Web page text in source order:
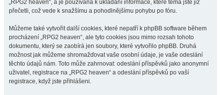
„RPG2 heaven“, a je používána k ukládání informace, které téma jste již
přečetli, což vede k snažšímu a pohodlnějšímu pohybu po fóru.
Můžeme také vytvořit další cookies, které nepatří k phpBB software během
procházení „RPG2 heaven“, ale tyto cookies jsou mimo rozsah tohoto
dokumentu, který se zaobírá jen soubory, které vytvořilo phpBB. Druhá
možnost jak můžeme shromažďovat vaše osobní údaje, je vaše odeslání
těchto údajů nám. Toto může zahrnovat: odeslání příspěvků jako anonymní
uživatel, registrace na „RPG2 heaven“ a odeslání příspěvků po vaší
registrace, když jste přihlášeni.